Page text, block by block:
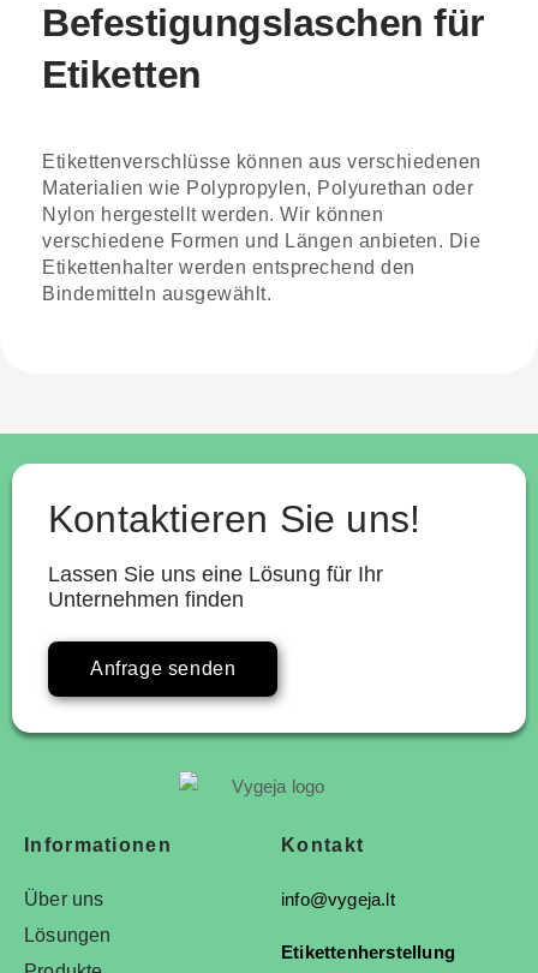
Befestigungslaschen für
Etiketten
Etikettenverschlüsse können aus verschiedenen
Materialien wie Polypropylen, Polyurethan oder
Nylon hergestellt werden. Wir können
verschiedene Formen und Längen anbieten. Die
Etikettenhalter werden entsprechend den
Bindemitteln ausgewählt.
Kontaktieren Sie uns!
Lassen Sie uns eine Lösung für Ihr
Unternehmen finden
Anfrage senden
Informationen
Über uns
Lösungen
Kontakt
info@vygeja.lt
Etikettenherstellung